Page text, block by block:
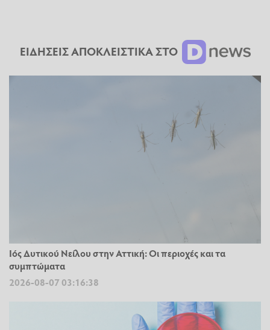
ΕΙΔΗΣΕΙΣ ΑΠΟΚΛΕΙΣΤΙΚΑ ΣΤΟ
Ιός Δυτικού Νείλου στην Αττική: Οι περιοχές και τα
συμπτώματα
2026-08-07 03:16:38